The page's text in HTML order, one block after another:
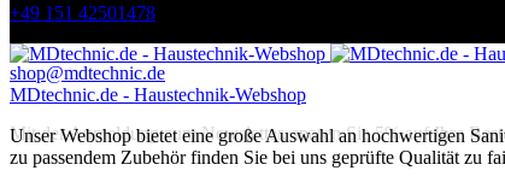
+49 151 42501478
shop@mdtechnic.de
Mit der Anmeldung zum Newsletter, sparen Sie 5% auf Ihre
MDtechnic.de - Haustechnik-Webshop
Unser Webshop bietet eine große Auswahl an hochwertigen
zu passendem Zubehör finden Sie bei uns geprüfte Qualität zu